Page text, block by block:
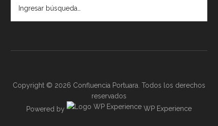
búsqueda…
Copyright © 2026 Confluencia Portuara. Todos los derechos
reservados
Powered by
WP Experience